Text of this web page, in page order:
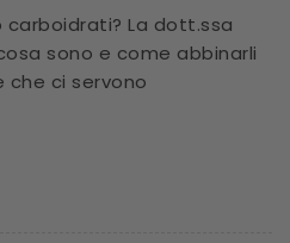
La dott.ssa
sono e come abbinarli
ci servono